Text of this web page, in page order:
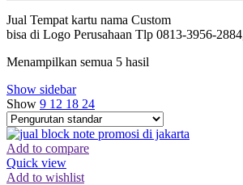
Jual Tempat kartu nama Custom
bisa di Logo Perusahaan Tlp 0813-3956-
Menampilkan semua 5 hasil
Show sidebar
Show 9 12 18 24
Add to compare
Quick view
Add to wishlist